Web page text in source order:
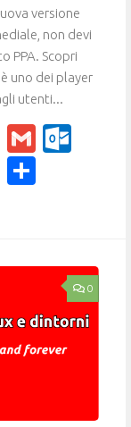
versione
non devi
PPA. Scopri
uno dei player
utenti...
Diaspora
Gmail
Print
0